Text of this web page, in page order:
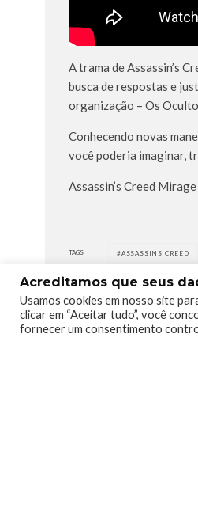
A trama de Assassin’s
busca de respostas e
organização – Os
Conhecendo novas
você poderia imaginar,
Assassin’s Creed
TAGS ASSASSINS CREED
Acreditamos que seus
Usamos cookies em nosso site
clicar em “Aceitar tudo”, você
fornecer um consentimento